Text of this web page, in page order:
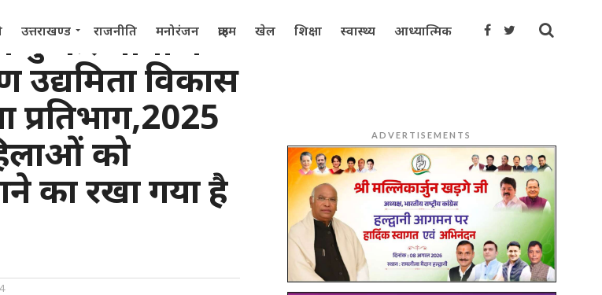
उत्तराखण्ड राजनीति मनोरंजन क्राइम खेल शिक्षा स्वास्थ्य आध्यात्मिक
पुष्कर धामी ने
उद्यमिता विकास
प्रतिभाग,2025
को
का रखा गया है
ADVERTISEMENTS